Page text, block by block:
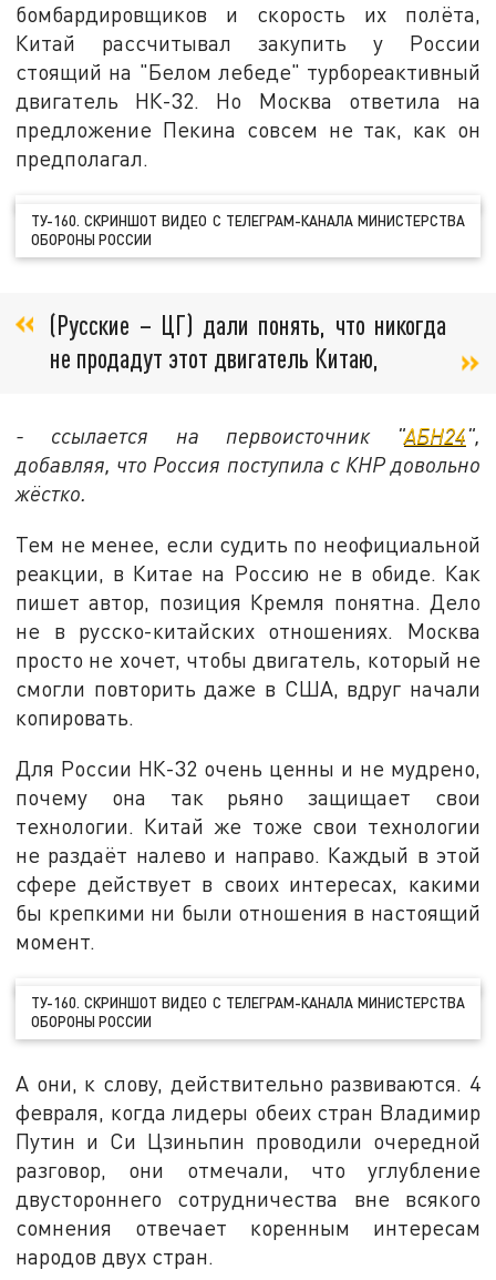
бомбардировщиков и скорость их полёта,
Китай рассчитывал закупить у России
стоящий на "Белом лебеде" турбореактивный
двигатель НК-32. Но Москва ответила на
предложение Пекина совсем не так, как он
предполагал.
ТУ-160. СКРИНШОТ ВИДЕО С ТЕЛЕГРАМ-КАНАЛА МИНИСТЕРСТВА
ОБОРОНЫ РОССИИ
(Русские – ЦГ) дали понять, что никогда
не продадут этот двигатель Китаю,
- ссылается на первоисточник "АБН24",
добавляя, что Россия поступила с КНР довольно
жёстко.
Тем не менее, если судить по неофициальной
реакции, в Китае на Россию не в обиде. Как
пишет автор, позиция Кремля понятна. Дело
не в русско-китайских отношениях. Москва
просто не хочет, чтобы двигатель, который не
смогли повторить даже в США, вдруг начали
копировать.
Для России НК-32 очень ценны и не мудрено,
почему она так рьяно защищает свои
технологии. Китай же тоже свои технологии
не раздаёт налево и направо. Каждый в этой
сфере действует в своих интересах, какими
бы крепкими ни были отношения в настоящий
момент.
ТУ-160. СКРИНШОТ ВИДЕО С ТЕЛЕГРАМ-КАНАЛА МИНИСТЕРСТВА
ОБОРОНЫ РОССИИ
А они, к слову, действительно развиваются. 4
февраля, когда лидеры обеих стран Владимир
Путин и Си Цзиньпин проводили очередной
разговор, они отмечали, что углубление
двустороннего сотрудничества вне всякого
сомнения отвечает коренным интересам
народов двух стран.